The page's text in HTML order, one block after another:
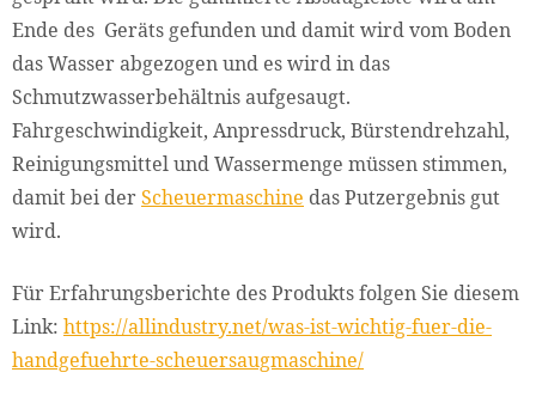
Ende des Geräts gefunden und damit wird vom Boden
das Wasser abgezogen und es wird in das
Schmutzwasserbehältnis aufgesaugt.
Fahrgeschwindigkeit, Anpressdruck, Bürstendrehzahl,
Reinigungsmittel und Wassermenge müssen stimmen,
damit bei derScheuermaschine das Putzergebnis gut
wird.
Für Erfahrungsberichte des Produkts folgen Sie diesem
Link: https://allindustry.net/was-ist-wichtig-fuer-die-
handgefuehrte-scheuersaugmaschine/